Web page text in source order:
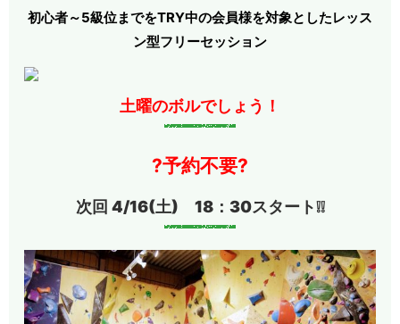
初心者～5級位までをTRY中の会員様を対象としたレッス
ン型フリーセッション
土曜のボルでしょう！
?予約不要?
次回 4/16(土) 18：30スタート❕❕